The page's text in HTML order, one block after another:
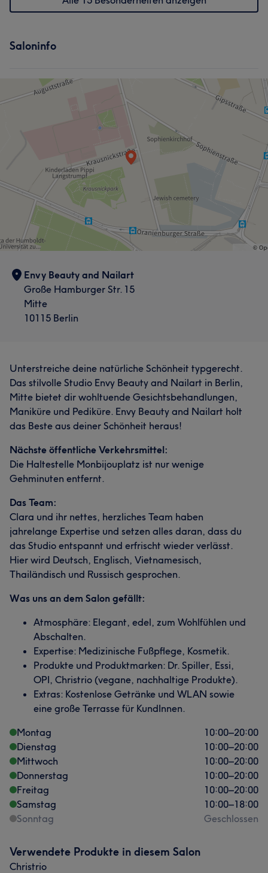
Saloninfo
Envy Beauty and Nailart
Große Hamburger Str. 15
Mitte
10115 Berlin
Unterstreiche deine natürliche Schönheit typgerecht.
Das stilvolle Studio Envy Beauty and Nailart in Berlin,
Mitte bietet dir wohltuende Gesichtsbehandlungen,
Maniküre und Pediküre. Envy Beauty and Nailart holt
das Beste aus deiner Schönheit heraus!
Nächste öffentliche Verkehrsmittel:
Die Haltestelle Monbijouplatz ist nur wenige
Gehminuten entfernt.
Das Team:
Clara und ihr nettes, herzliches Team haben
jahrelange Expertise und setzen alles daran, dass du
das Studio entspannt und erfrischt wieder verlässt.
Hier wird Deutsch, Englisch, Vietnamesisch,
Thailändisch und Russisch gesprochen.
Was uns an dem Salon gefällt:
Atmosphäre: Elegant, edel, zum Wohlfühlen und
Abschalten.
Expertise: Medizinische Fußpflege, Kosmetik.
Produkte und Produktmarken: Dr. Spiller, Essi,
OPI, Christrio (vegane, nachhaltige Produkte).
Extras: Kostenlose Getränke und WLAN sowie
eine große Terrasse für KundInnen.
Montag
10:00–20:00
Dienstag
10:00–20:00
Mittwoch
10:00–20:00
Donnerstag
10:00–20:00
Freitag
10:00–20:00
Samstag
10:00–18:00
Sonntag
Geschlossen
Verwendete Produkte in diesem Salon
Christrio